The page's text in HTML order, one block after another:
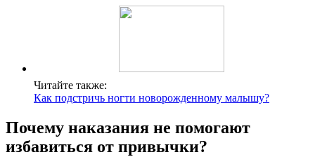
Читайте также:
Как подстричь ногти новорожденному малышу?
Почему наказания не помогают
избавиться от привычки?